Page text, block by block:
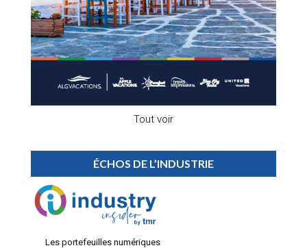
Tout voir
ÉCHOS DE L’INDUSTRIE
Les portefeuilles numériques